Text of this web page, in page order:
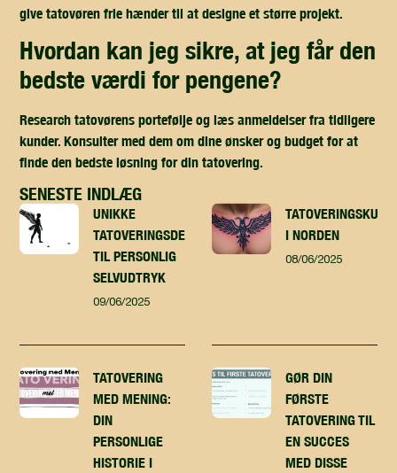
give tatovøren frie hænder til at designe et større projekt.
hvordan kan jeg sikre, at jeg får den
bedste værdi for pengene?
Research tatovørens portefølje og læs anmeldelser fra tidligere
kunder. Konsulter med dem om dine ønsker og budget for at
finde den bedste løsning for din tatovering.
SENESTE INDLÆG
UNIKKE
TATOVERINGSDESIGN
TIL PERSONLIG
SELVUDTRYK
09/06/2025
TATOVERINGSKUNST
I NORDEN
08/06/2025
TATOVERING
MED MENING:
DIN
PERSONLIGE
HISTORIE I
GØR DIN
FØRSTE
TATOVERING TIL
EN SUCCES
MED DISSE